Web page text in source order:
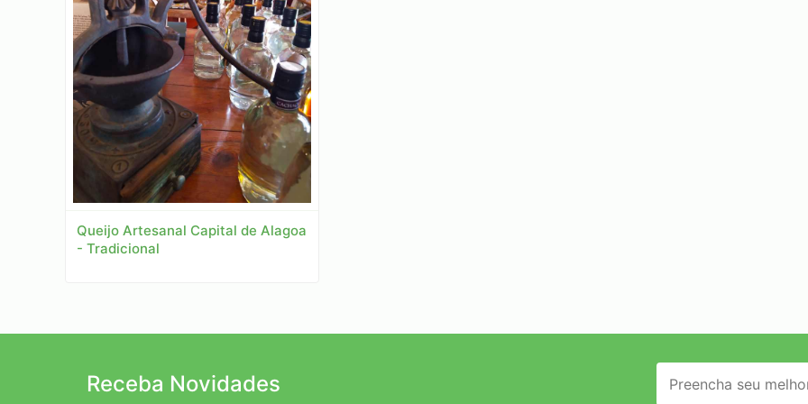
Queijo Artesanal Capital de Alagoa
- Tradicional
Receba Novidades